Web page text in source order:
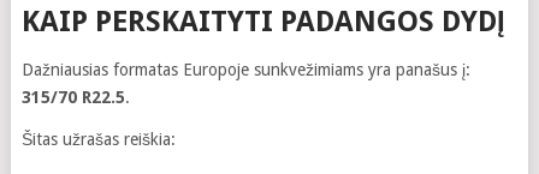
KAIP PERSKAITYTI PADANGOS DYDĮ
Dažniausias formatas Europoje sunkvežimiams yra panašus į:
315/70 R22.5.
Šitas užrašas reiškia: